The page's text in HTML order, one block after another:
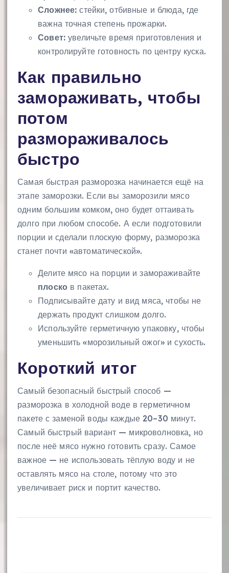
Сложнее: стейки, отбивные и блюда, где
важна точная степень прожарки.
Совет:увеличьте время приготовления и
контролируйте готовность по центру куска.
Как правильно
замораживать, чтобы
потом
размораживалось
быстро
Самая быстрая разморозка начинается ещё на
этапе заморозки. Если вы заморозили мясо
одним большим комком, оно будет оттаивать
долго при любом способе. А если подготовили
порции и сделали плоскую форму, разморозка
станет почти «автоматической».
Делите мясо на порции и замораживайте
плоско в пакетах.
Подписывайте дату и вид мяса, чтобы не
держать продукт слишком долго.
Используйте герметичную упаковку, чтобы
уменьшить «морозильный ожог» и сухость.
Короткий итог
Самый безопасный быстрый способ —
разморозка в холодной воде в герметичном
пакете с заменой воды каждые 20–30 минут.
Самый быстрый вариант — микроволновка, но
после неё мясо нужно готовить сразу. Самое
важное — не использовать тёплую воду и не
оставлять мясо на столе, потому что это
увеличивает риск и портит качество.